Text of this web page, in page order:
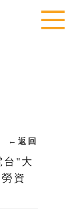
台"大
資
← 返回